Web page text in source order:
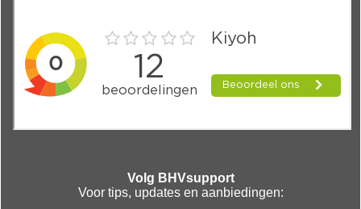
Volg BHVsupport
Voor tips, updates en aanbiedingen: